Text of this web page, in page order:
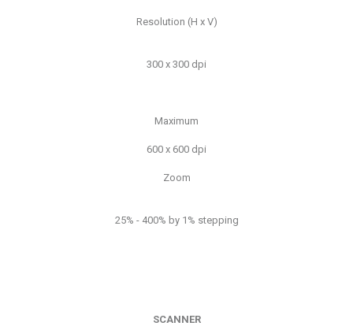
Resolution (H x V)
300 x 300 dpi
Maximum
600 x 600 dpi
Zoom
25% - 400% by 1% stepping
SCANNER